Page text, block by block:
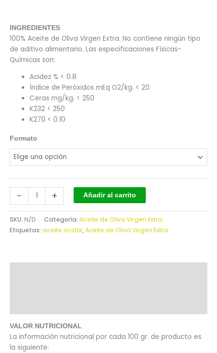
INGREDIENTES
100% Aceite de Oliva Virgen Extra. No contiene ningún tipo
de aditivo alimentario. Las especificaciones Físicas-
Químicas son:
Acidez % < 0.8
Índice de Peróxidos mEq O2/kg. < 20
Ceras mg/kg. < 250
K232 < 250
K270 < 0.10
Formato
- + Añadir al carrito
SKU: N/D Categoría: Aceite de Oliva Virgen Extra
Etiquetas: aceite cristal,Aceite de Oliva Virgen Extra
VALOR NUTRICIONAL
La información nutricional por cada 100 gr. de producto es
la siguiente: